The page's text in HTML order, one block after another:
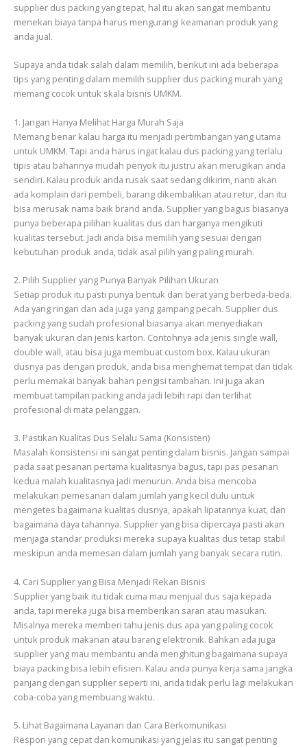
supplier dus packing yang tepat, hal itu akan sangat membantu
menekan biaya tanpa harus mengurangi keamanan produk yang
anda jual.
Supaya anda tidak salah dalam memilih, berikut ini ada beberapa
tips yang penting dalam memilih supplier dus packing murah yang
memang cocok untuk skala bisnis UMKM.
1. Jangan Hanya Melihat Harga Murah Saja
Memang benar kalau harga itu menjadi pertimbangan yang utama
untuk UMKM. Tapi anda harus ingat kalau dus packing yang terlalu
tipis atau bahannya mudah penyok itu justru akan merugikan anda
sendiri. Kalau produk anda rusak saat sedang dikirim, nanti akan
ada komplain dari pembeli, barang dikembalikan atau retur, dan itu
bisa merusak nama baik brand anda. Supplier yang bagus biasanya
punya beberapa pilihan kualitas dus dan harganya mengikuti
kualitas tersebut. Jadi anda bisa memilih yang sesuai dengan
kebutuhan produk anda, tidak asal pilih yang paling murah.
2. Pilih Supplier yang Punya Banyak Pilihan Ukuran
Setiap produk itu pasti punya bentuk dan berat yang berbeda-beda.
Ada yang ringan dan ada juga yang gampang pecah. Supplier dus
packing yang sudah profesional biasanya akan menyediakan
banyak ukuran dan jenis karton. Contohnya ada jenis single wall,
double wall, atau bisa juga membuat custom box. Kalau ukuran
dusnya pas dengan produk, anda bisa menghemat tempat dan tidak
perlu memakai banyak bahan pengisi tambahan. Ini juga akan
membuat tampilan packing anda jadi lebih rapi dan terlihat
profesional di mata pelanggan.
3. Pastikan Kualitas Dus Selalu Sama (Konsisten)
Masalah konsistensi ini sangat penting dalam bisnis. Jangan sampai
pada saat pesanan pertama kualitasnya bagus, tapi pas pesanan
kedua malah kualitasnya jadi menurun. Anda bisa mencoba
melakukan pemesanan dalam jumlah yang kecil dulu untuk
mengetes bagaimana kualitas dusnya, apakah lipatannya kuat, dan
bagaimana daya tahannya. Supplier yang bisa dipercaya pasti akan
menjaga standar produksi mereka supaya kualitas dus tetap stabil
meskipun anda memesan dalam jumlah yang banyak secara rutin.
4. Cari Supplier yang Bisa Menjadi Rekan Bisnis
Supplier yang baik itu tidak cuma mau menjual dus saja kepada
anda, tapi mereka juga bisa memberikan saran atau masukan.
Misalnya mereka memberi tahu jenis dus apa yang paling cocok
untuk produk makanan atau barang elektronik. Bahkan ada juga
supplier yang mau membantu anda menghitung bagaimana supaya
biaya packing bisa lebih efisien. Kalau anda punya kerja sama jangka
panjang dengan supplier seperti ini, anda tidak perlu lagi melakukan
coba-coba yang membuang waktu.
5. Lihat Bagaimana Layanan dan Cara Berkomunikasi
Respon yang cepat dan komunikasi yang jelas itu sangat penting